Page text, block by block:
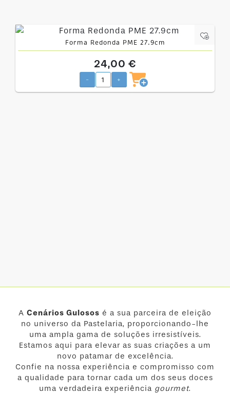
Forma Redonda PME 27.9cm
24,00 €
- +
A Cenários Gulosos é a sua parceira de eleição
no universo da Pastelaria, proporcionando-lhe
uma ampla gama de soluções irresistíveis.
Estamos aqui para elevar as suas criações a um
novo patamar de excelência.
Confie na nossa experiência e compromisso com
a qualidade para tornar cada um dos seus doces
uma verdadeira experiência gourmet.